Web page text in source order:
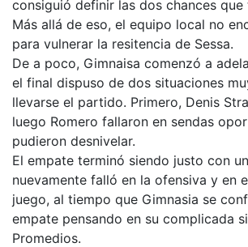
consiguió definir las dos chances que
Más allá de eso, el equipo local no
para vulnerar la resitencia de Sessa.
De a poco, Gimnaisa comenzó a
el final dispuso de dos situaciones
llevarse el partido. Primero, Denis
luego Romero fallaron en sendas
pudieron desnivelar.
El empate terminó siendo justo con
nuevamente falló en la ofensiva y en
juego, al tiempo que Gimnasia se
empate pensando en su complicada
Promedios.